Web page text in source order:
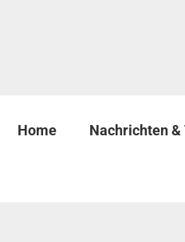
Home Nachrichten